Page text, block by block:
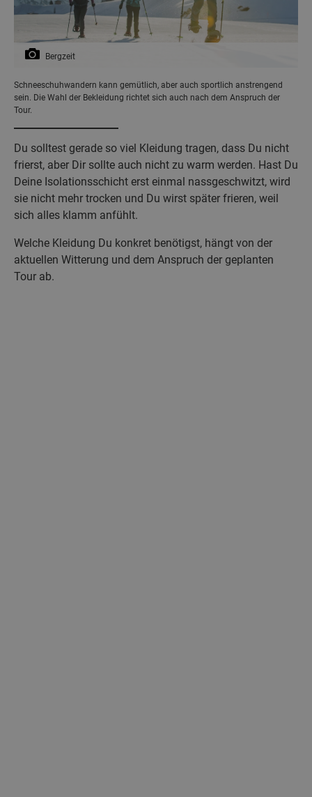
Bergzeit
Schneeschuhwandern kann gemütlich, aber auch sportlich anstrengend
sein. Die Wahl der Bekleidung richtet sich auch nach dem Anspruch der
Tour.
Du solltest gerade so viel Kleidung tragen, dass Du nicht
frierst, aber Dir sollte auch nicht zu warm werden. Hast Du
Deine Isolationsschicht erst einmal nassgeschwitzt, wird
sie nicht mehr trocken und Du wirst später frieren, weil
sich alles klamm anfühlt.
Welche Kleidung Du konkret benötigst, hängt von der
aktuellen Witterung und dem Anspruch der geplanten
Tour ab.